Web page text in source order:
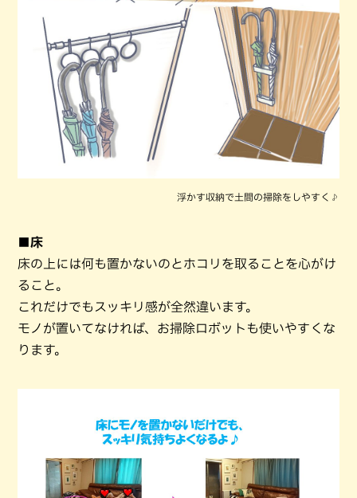
浮かす収納で土間の掃除をしやすく♪
■床
床の上には何も置かないのとホコリを取ることを心がけ
ること。
これだけでもスッキリ感が全然違います。
モノが置いてなければ、お掃除ロボットも使いやすくな
ります。